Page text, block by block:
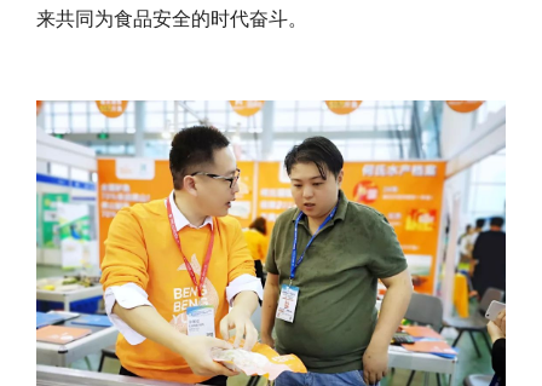
来共同为食品安全的时代奋斗。